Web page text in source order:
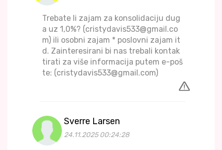
Trebate li zajam za konsolidaciju dug
a uz 1,0%? (cristydavis533@gmail.co
m) ili osobni zajam * poslovni zajam it
d. Zainteresirani bi nas trebali kontak
tirati za više informacija putem e-poš
te: (cristydavis533@gmail.com)
Sverre Larsen
24.11.2025 00:24:28